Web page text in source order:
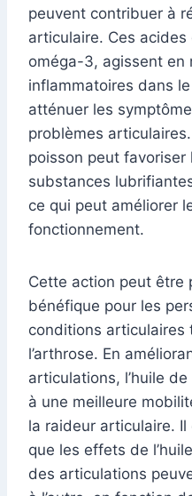
peuvent contribuer à
articulaire. Ces
oméga-3, agissent en
inflammatoires dans
atténuer les
problèmes
poisson peut
substances
ce qui peut améliorer
fonctionnement.
Cette action peut être
bénéfique pour les
conditions articulaires
l’arthrose. En
articulations, l’huile
à une meilleure
la raideur articulaire.
que les effets de
des articulations